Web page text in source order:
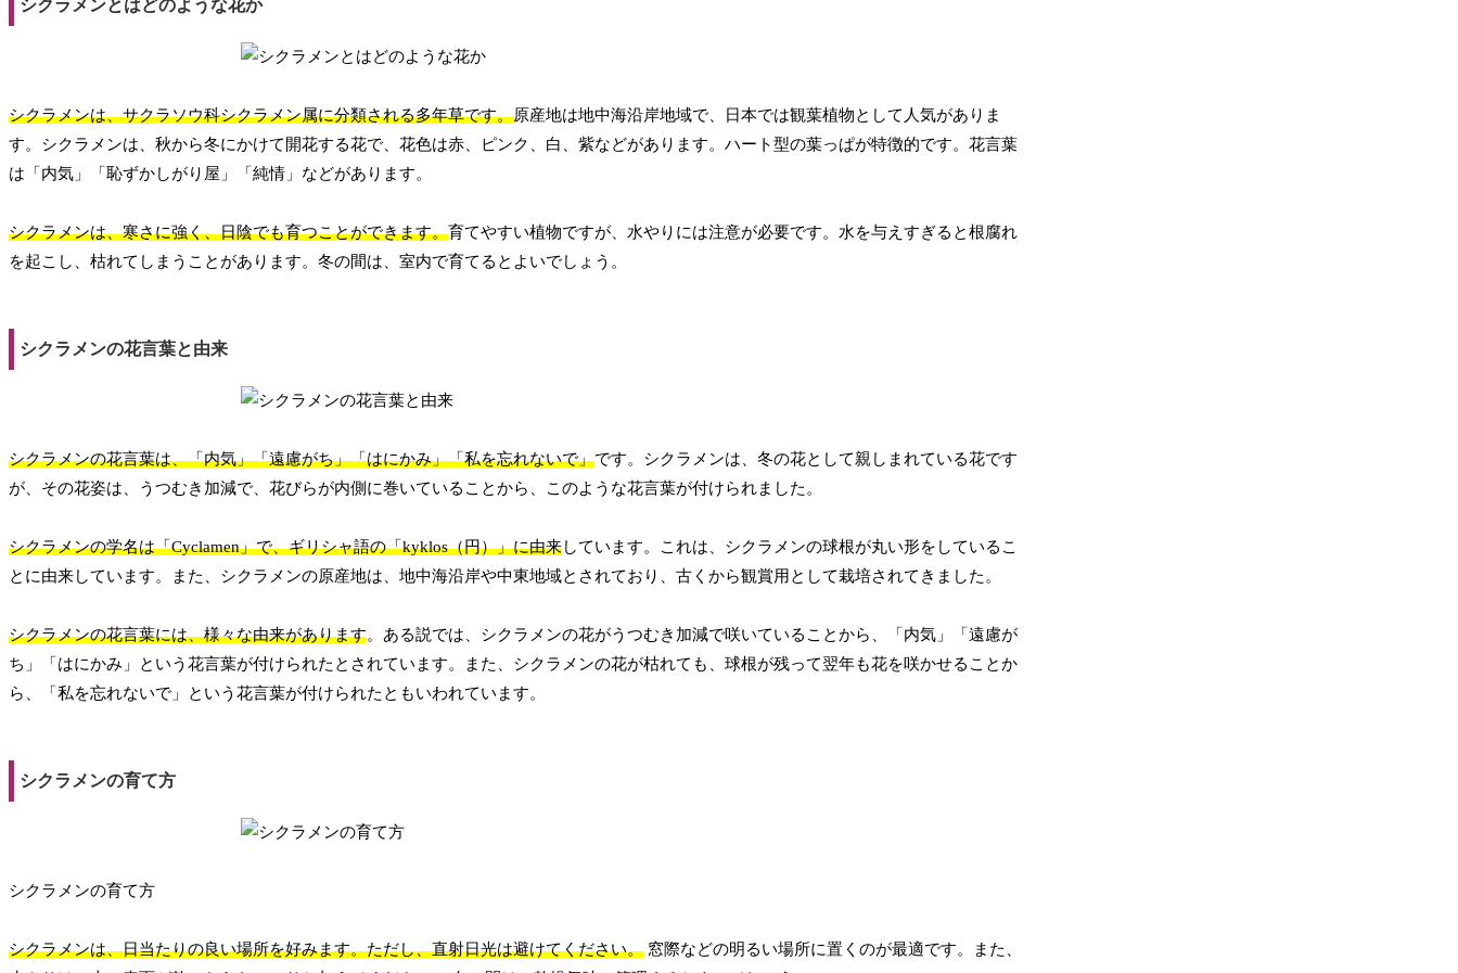
シクラメンとはどのような花か
シクラメンは、サクラソウ科シクラメン属に分類される多年草です。原産地は地中海沿岸地域で、日本では観葉植物として人気がありま
す。シクラメンは、秋から冬にかけて開花する花で、花色は赤、ピンク、白、紫などがあります。ハート型の葉っぱが特徴的です。花言葉
は「内気」「恥ずかしがり屋」「純情」などがあります。
シクラメンは、寒さに強く、日陰でも育つことができます。育てやすい植物ですが、水やりには注意が必要です。水を与えすぎると根腐れ
を起こし、枯れてしまうことがあります。冬の間は、室内で育てるとよいでしょう。
シクラメンの花言葉と由来
シクラメンの花言葉は、「内気」「遠慮がち」「はにかみ」「私を忘れないで」です。シクラメンは、冬の花として親しまれている花です
が、その花姿は、うつむき加減で、花びらが内側に巻いていることから、このような花言葉が付けられました。
シクラメンの学名は「Cyclamen」で、ギリシャ語の「kyklos（円）」に由来しています。これは、シクラメンの球根が丸い形をしているこ
とに由来しています。また、シクラメンの原産地は、地中海沿岸や中東地域とされており、古くから観賞用として栽培されてきました。
シクラメンの花言葉には、様々な由来があります。ある説では、シクラメンの花がうつむき加減で咲いていることから、「内気」「遠慮が
ち」「はにかみ」という花言葉が付けられたとされています。また、シクラメンの花が枯れても、球根が残って翌年も花を咲かせることか
ら、「私を忘れないで」という花言葉が付けられたともいわれています。
シクラメンの育て方
シクラメンの育て方
シクラメンは、日当たりの良い場所を好みます。ただし、直射日光は避けてください。 窓際などの明るい場所に置くのが最適です。また、